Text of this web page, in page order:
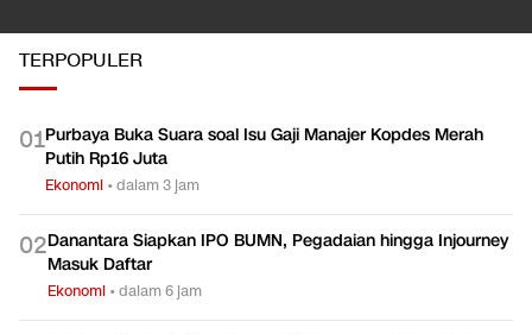
TERPOPULER
01Purbaya Buka Suara soal Isu Gaji Manajer Kopdes Merah
Putih Rp16 Juta
Ekonomi •dalam 3 jam
02Danantara Siapkan IPO BUMN, Pegadaian hingga Injourney
Masuk Daftar
Ekonomi •dalam 6 jam